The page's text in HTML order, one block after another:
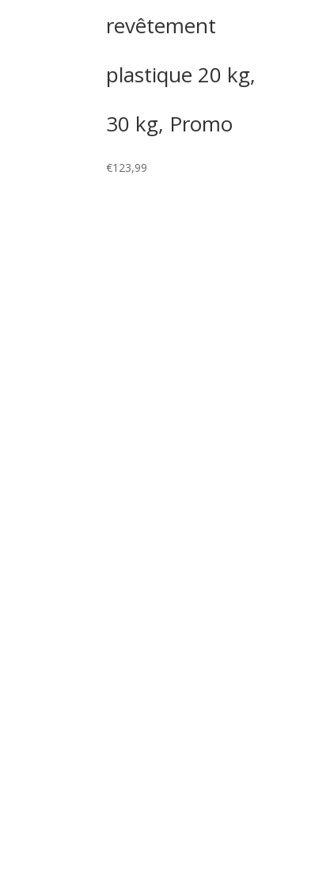
revêtement
plastique 20 kg,
30 kg, Promo
€123,99